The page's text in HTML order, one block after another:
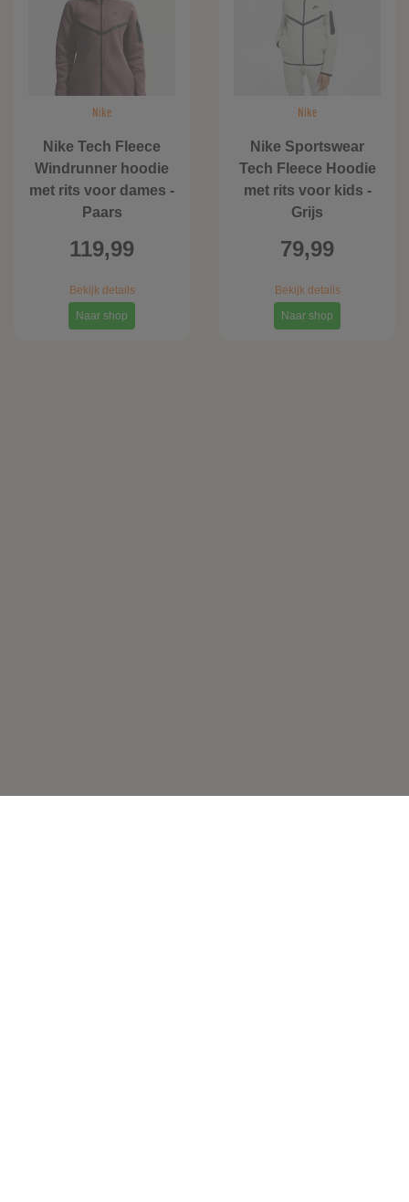
Nike
Nike Tech Fleece
Windrunner hoodie
met rits voor dames -
Paars
119,99
Bekijk details
Naar shop
Nike
Nike Sportswear
Tech Fleece Hoodie
met rits voor kids -
Grijs
79,99
Bekijk details
Naar shop